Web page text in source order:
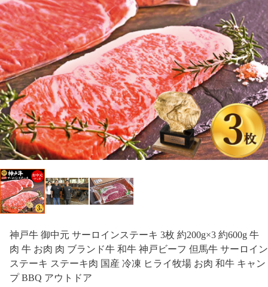
神戸牛 御中元 サーロインステーキ 3枚 約200g×3 約600g 牛
肉 牛 お肉 肉 ブランド牛 和牛 神戸ビーフ 但馬牛 サーロイン
ステーキ ステーキ肉 国産 冷凍 ヒライ牧場 お肉 和牛 キャン
プ BBQ アウトドア